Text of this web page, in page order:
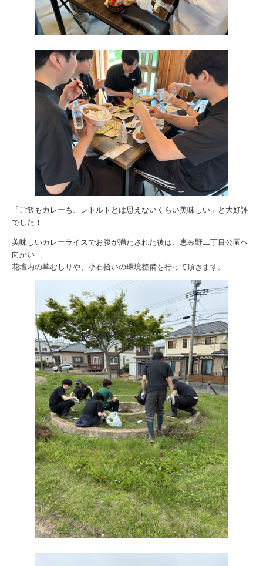
「ご飯もカレーも、レトルトとは思えないくらい美味しい」と大好評
でした！
美味しいカレーライスでお腹が満たされた後は、恵み野二丁目公園へ
向かい
花壇内の草むしりや、小石拾いの環境整備を行って頂きます。